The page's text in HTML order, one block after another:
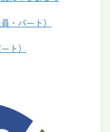
・パート）
ト）